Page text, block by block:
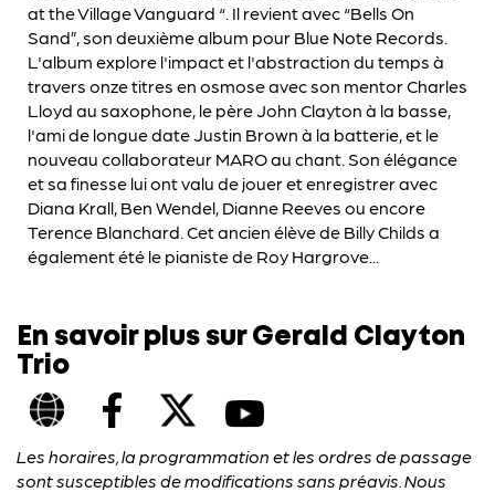
at the Village Vanguard “. Il revient avec “Bells On
Sand”, son deuxième album pour Blue Note Records.
L'album explore l'impact et l'abstraction du temps à
travers onze titres en osmose avec son mentor Charles
Lloyd au saxophone, le père John Clayton à la basse,
l'ami de longue date Justin Brown à la batterie, et le
nouveau collaborateur MARO au chant. Son élégance
et sa finesse lui ont valu de jouer et enregistrer avec
Diana Krall, Ben Wendel, Dianne Reeves ou encore
Terence Blanchard. Cet ancien élève de Billy Childs a
également été le pianiste de Roy Hargrove...
En savoir plus sur Gerald Clayton
Trio
Les horaires, la programmation et les ordres de passage
sont susceptibles de modifications sans préavis. Nous